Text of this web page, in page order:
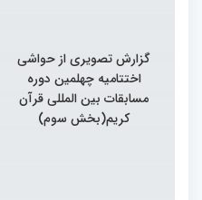
گزارش تصویری از حواشی
اختتامیه چهلمین دوره
مسابقات بین المللی قرآن
کریم(بخش سوم)